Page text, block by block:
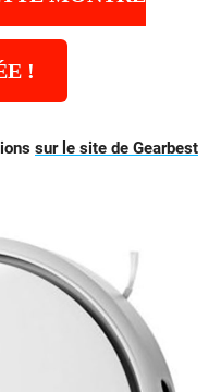
!
sur le site de Gearbest